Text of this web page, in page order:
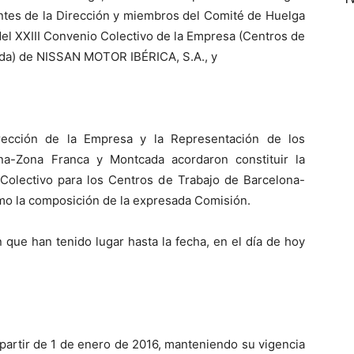
de la Dirección y miembros del Comité de Huelga
XXIII Convenio Colectivo de la Empresa (Centros de
de NISSAN MOTOR IBÉRICA, S.A., y
de la Empresa y la Representación de los
Zona Franca y Montcada acordaron constituir la
para los Centros de Trabajo de Barcelona-
la composición de la expresada Comisión.
han tenido lugar hasta la fecha, en el día de hoy
de 1 de enero de 2016, manteniendo su vigencia